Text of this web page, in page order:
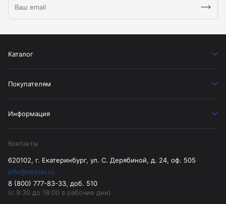
Каталог
Покупателям
Информация
Контакты
620102, г. Екатеринбург, ул. С. Дерябиной, д. 24, оф. 505
info@riester.ru
8 (800) 777-83-33, доб. 510
(с 9:30 до 18:00 в рабочие дни)